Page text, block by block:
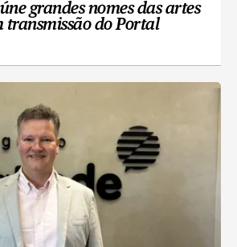
grandes nomes das artes
transmissão do Portal